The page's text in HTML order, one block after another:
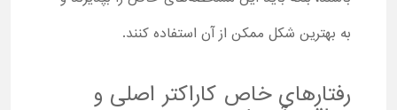
به بهترین شکل ممکن از آن استفاده کنند.
رفتارهای خاص کاراکتر اصلی و